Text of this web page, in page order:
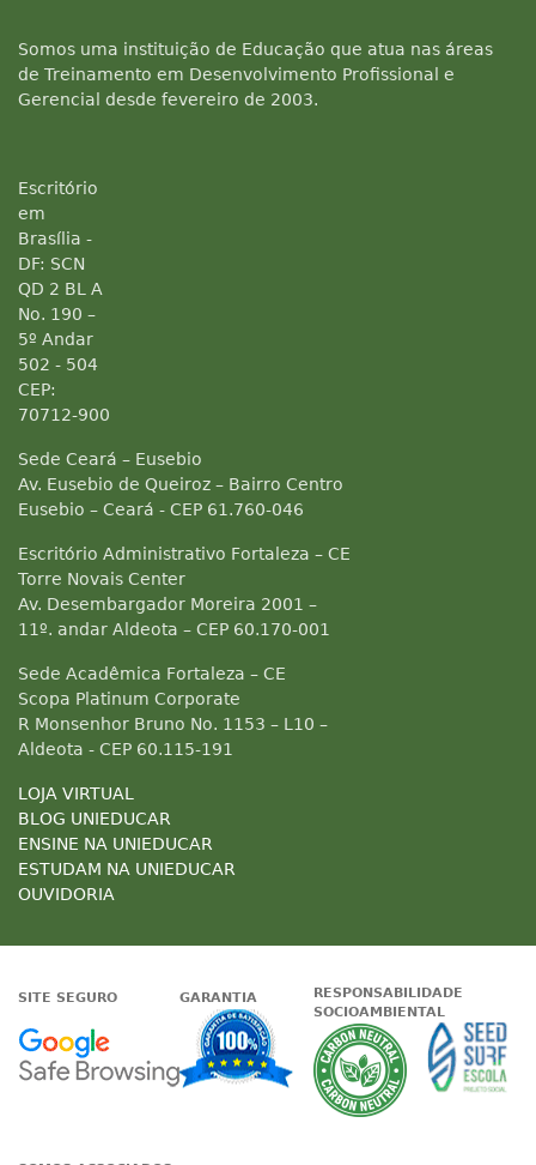
Somos uma instituição de Educação que atua nas áreas
de Treinamento em Desenvolvimento Profissional e
Gerencial desde fevereiro de 2003.
Escritório
em
Brasília -
DF: SCN
QD 2 BL A
No. 190 –
5º Andar
502 - 504
CEP:
70712-900
Sede Ceará – Eusebio
Av. Eusebio de Queiroz – Bairro Centro
Eusebio – Ceará - CEP 61.760-046
Escritório Administrativo Fortaleza – CE
Torre Novais Center
Av. Desembargador Moreira 2001 –
11º. andar Aldeota – CEP 60.170-001
Sede Acadêmica Fortaleza – CE
Scopa Platinum Corporate
R Monsenhor Bruno No. 1153 – L10 –
Aldeota - CEP 60.115-191
LOJA VIRTUAL
BLOG UNIEDUCAR
ENSINE NA UNIEDUCAR
ESTUDAM NA UNIEDUCAR
OUVIDORIA
SITE SEGURO
Google - Status do site no
GARANTIA
Garantia de
RESPONSABILIDADE
SOCIOAMBIENTAL
A